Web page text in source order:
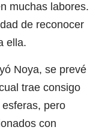
muchas labores.
de reconocer
ella.
Noya, se prevé
trae consigo
pero
con